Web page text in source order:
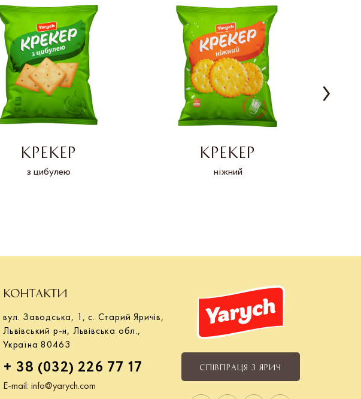
КРЕКЕР
з цибулею
КРЕКЕР
ніжний
КОНТАКТИ
вул. Заводська, 1, с. Старий Яричів,
Львівський р-н, Львівська обл.,
Україна 80463
+ 38 (032) 226 77 17
E-mail:info@yarych.com
СПІВПРАЦЯ З ЯРИЧ